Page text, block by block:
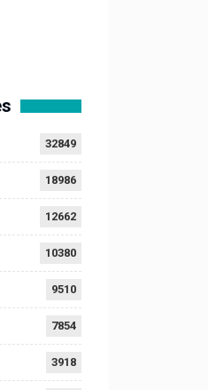
32849
18986
12662
10380
9510
7854
3918